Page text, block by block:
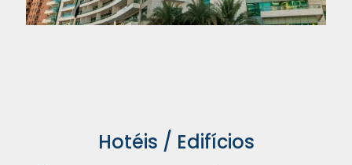
Hotéis / Edifícios